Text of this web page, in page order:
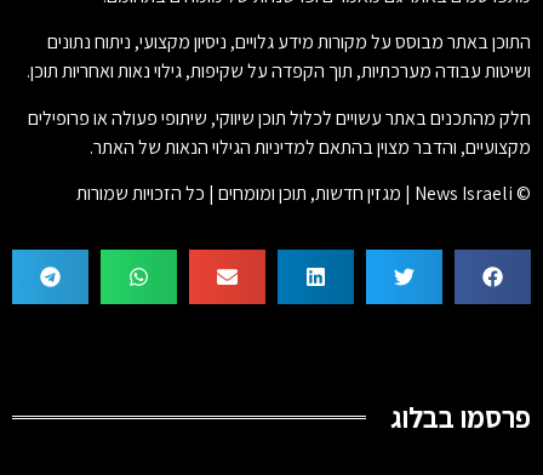
התוכן באתר מבוסס על מקורות מידע גלויים, ניסיון מקצועי, ניתוח נתונים
ושיטות עבודה מערכתיות, תוך הקפדה על שקיפות, גילוי נאות ואחריות תוכן.
חלק מהתכנים באתר עשויים לכלול תוכן שיווקי, שיתופי פעולה או פרופילים
מקצועיים, והדבר מצוין בהתאם למדיניות הגילוי הנאות של האתר.
© News Israeli | מגזין חדשות, תוכן ומומחים | כל הזכויות שמורות
פרסמו בבלוג